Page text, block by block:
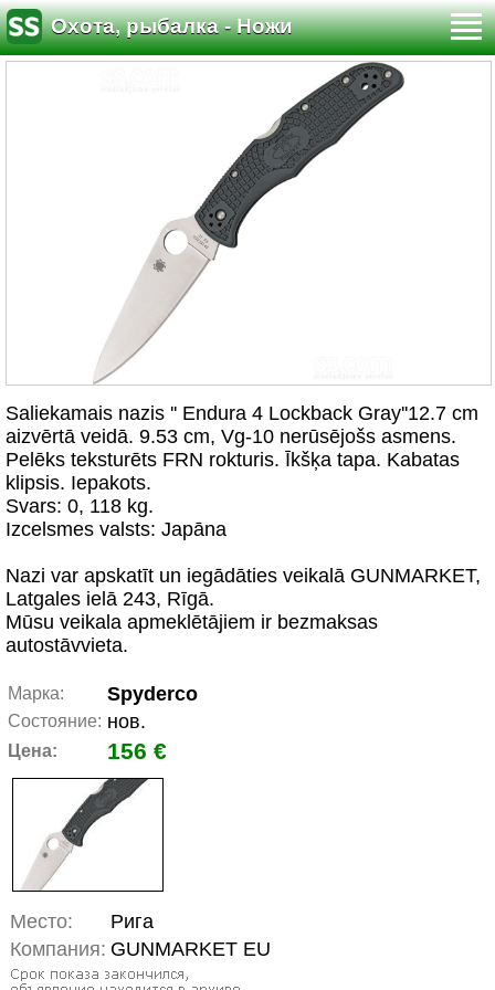
Охота, рыбалка - Ножи
Saliekamais nazis '' Endura 4 Lockback Gray''12.7 cm
aizvērtā veidā. 9.53 cm, Vg-10 nerūsējošs asmens.
Pelēks teksturēts FRN rokturis. Īkšķa tapa. Kabatas
klipsis. Iepakots.
Svars: 0, 118 kg.
Izcelsmes valsts: Japāna
Nazi var apskatīt un iegādāties veikalā GUNMARKET,
Latgales ielā 243, Rīgā.
Mūsu veikala apmeklētājiem ir bezmaksas
autostāvvieta.
Марка: Spyderco
Состояние: нов.
Цена: 156 €
Место:
Рига
Компания: GUNMARKET EU